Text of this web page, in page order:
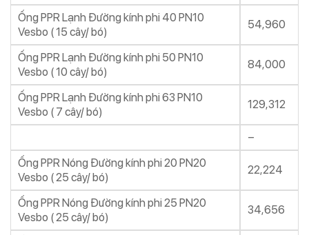
Ống PPR Lạnh Đường kính phi 40 PN10
Vesbo ( 15 cây/ bó)
54,960
Ống PPR Lạnh Đường kính phi 50 PN10
Vesbo ( 10 cây/ bó)
84,000
Ống PPR Lạnh Đường kính phi 63 PN10
Vesbo ( 7 cây/ bó)
129,312
–
Ống PPR Nóng Đường kính phi 20 PN20
Vesbo ( 25 cây/ bó)
22,224
Ống PPR Nóng Đường kính phi 25 PN20
Vesbo ( 25 cây/ bó)
34,656